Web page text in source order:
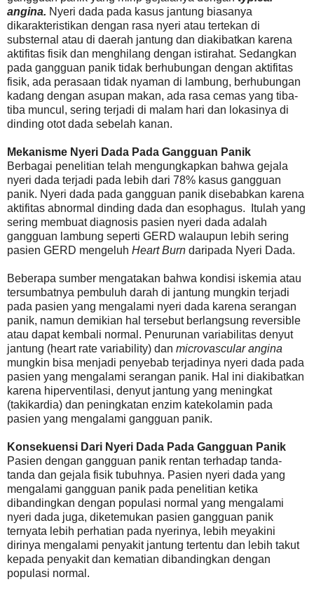
angina. Nyeri dada pada kasus jantung biasanya
dikarakteristikan dengan rasa nyeri atau tertekan di
substernal atau di daerah jantung dan diakibatkan karena
aktifitas fisik dan menghilang dengan istirahat. Sedangkan
pada gangguan panik tidak berhubungan dengan aktifitas
fisik, ada perasaan tidak nyaman di lambung, berhubungan
kadang dengan asupan makan, ada rasa cemas yang tiba-
tiba muncul, sering terjadi di malam hari dan lokasinya di
dinding otot dada sebelah kanan.
Mekanisme Nyeri Dada Pada Gangguan Panik
Berbagai penelitian telah mengungkapkan bahwa gejala
nyeri dada terjadi pada lebih dari 78% kasus gangguan
panik. Nyeri dada pada gangguan panik disebabkan karena
aktifitas abnormal dinding dada dan esophagus. Itulah yang
sering membuat diagnosis pasien nyeri dada adalah
gangguan lambung seperti GERD walaupun lebih sering
pasien GERD mengeluh Heart Burn daripada Nyeri Dada.
Beberapa sumber mengatakan bahwa kondisi iskemia atau
tersumbatnya pembuluh darah di jantung mungkin terjadi
pada pasien yang mengalami nyeri dada karena serangan
panik, namun demikian hal tersebut berlangsung reversible
atau dapat kembali normal. Penurunan variabilitas denyut
jantung (heart rate variability) dan microvascular angina
mungkin bisa menjadi penyebab terjadinya nyeri dada pada
pasien yang mengalami serangan panik. Hal ini diakibatkan
karena hiperventilasi, denyut jantung yang meningkat
(takikardia) dan peningkatan enzim katekolamin pada
pasien yang mengalami gangguan panik.
Konsekuensi Dari Nyeri Dada Pada Gangguan Panik
Pasien dengan gangguan panik rentan terhadap tanda-
tanda dan gejala fisik tubuhnya. Pasien nyeri dada yang
mengalami gangguan panik pada penelitian ketika
dibandingkan dengan populasi normal yang mengalami
nyeri dada juga, diketemukan pasien gangguan panik
ternyata lebih perhatian pada nyerinya, lebih meyakini
dirinya mengalami penyakit jantung tertentu dan lebih takut
kepada penyakit dan kematian dibandingkan dengan
populasi normal.